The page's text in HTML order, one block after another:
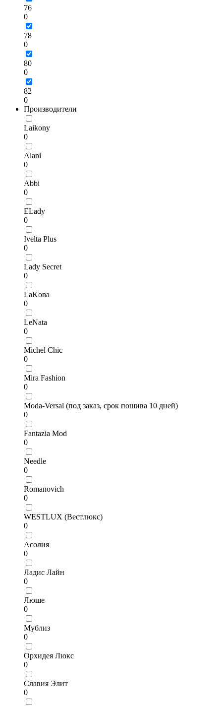
76
0
78
0
80
0
82
0
Производители
Laikony
0
Alani
0
Abbi
0
ELady
0
Ivelta Plus
0
Lady Secret
0
LaKona
0
LeNata
0
Michel Chic
0
Mira Fashion
0
Moda-Versal (под заказ, срок пошива 10 дней)
0
Fantazia Mod
0
Needle
0
Romanovich
0
WESTLUX (Вестлюкс)
0
Асолия
0
Ладис Лайн
0
Люше
0
Мублиз
0
Орхидея Люкс
0
Славия Элит
0